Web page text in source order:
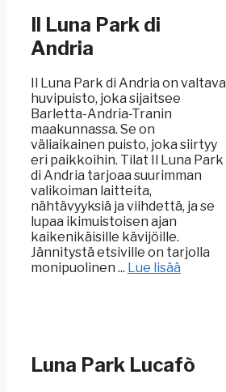
Il Luna Park di
Andria
Il Luna Park di Andria on valtava
huvipuisto, joka sijaitsee
Barletta-Andria-Tranin
maakunnassa. Se on
väliaikainen puisto, joka siirtyy
eri paikkoihin. Tilat Il Luna Park
di Andria tarjoaa suurimman
valikoiman laitteita,
nähtävyyksiä ja viihdettä, ja se
lupaa ikimuistoisen ajan
kaikenikäisille kävijöille.
Jännitystä etsiville on tarjolla
monipuolinen ... Lue lisää
Luna Park Lucafò